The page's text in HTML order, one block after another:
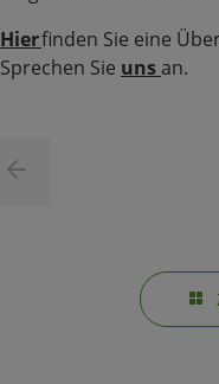
Hierfinden Sie eine
Sprechen Sie unsan.